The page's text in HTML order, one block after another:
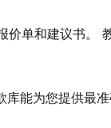
单和建议书。
能为您提供最